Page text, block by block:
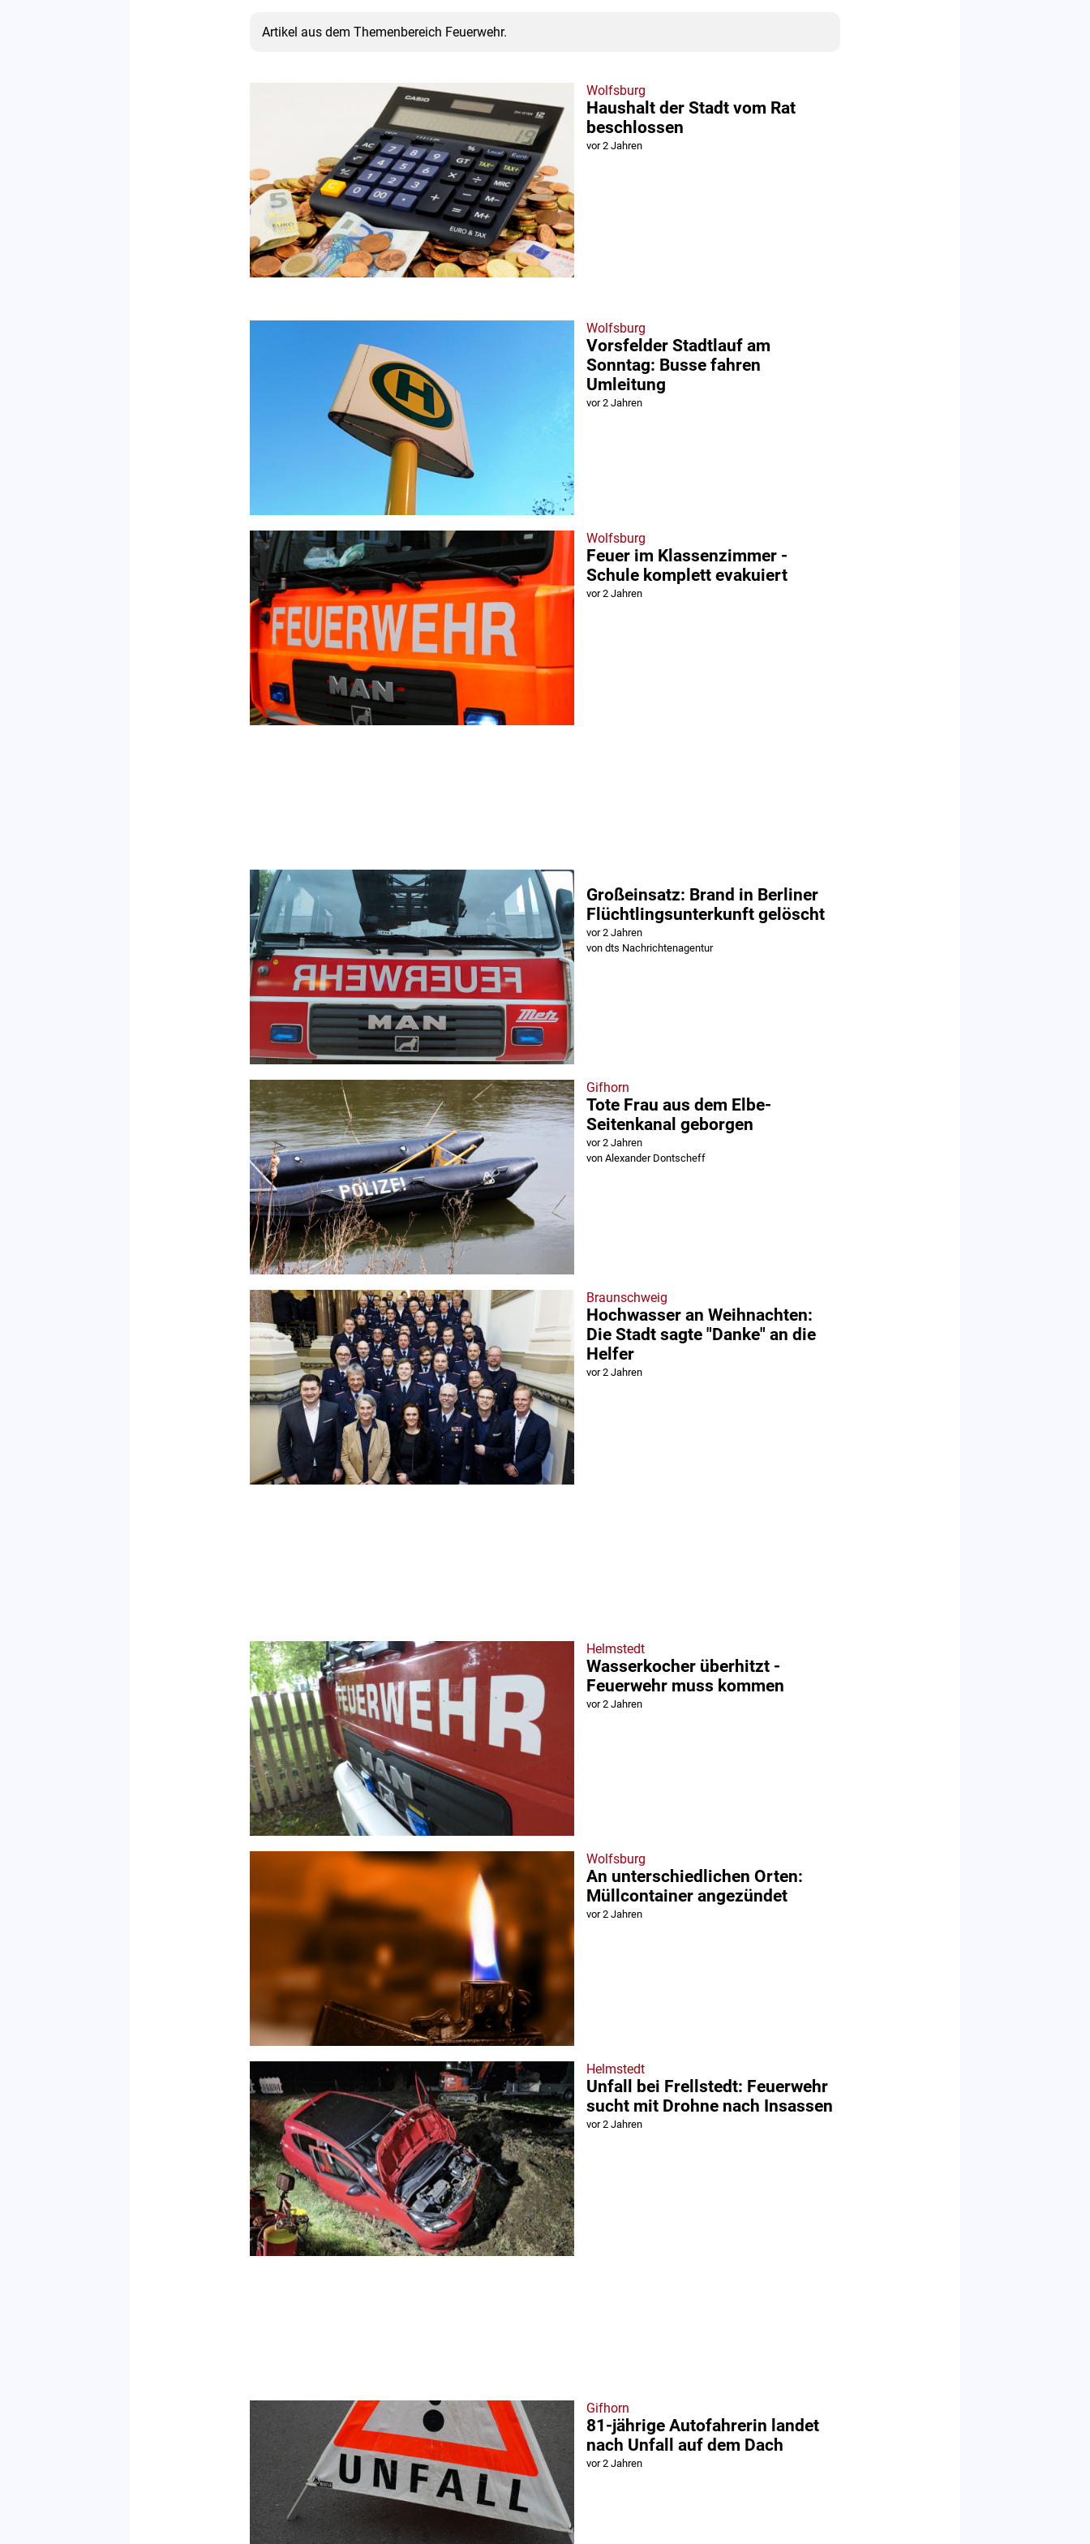
Artikel aus dem Themenbereich Feuerwehr.
Wolfsburg
Haushalt der Stadt vom Rat
beschlossen
vor 2 Jahren
Wolfsburg
Vorsfelder Stadtlauf am
Sonntag: Busse fahren
Umleitung
vor 2 Jahren
Wolfsburg
Feuer im Klassenzimmer -
Schule komplett evakuiert
vor 2 Jahren
Großeinsatz: Brand in Berliner
Flüchtlingsunterkunft gelöscht
vor 2 Jahren
von dts Nachrichtenagentur
Gifhorn
Tote Frau aus dem Elbe-
Seitenkanal geborgen
vor 2 Jahren
von Alexander Dontscheff
Braunschweig
Hochwasser an Weihnachten:
Die Stadt sagte "Danke" an die
Helfer
vor 2 Jahren
Helmstedt
Wasserkocher überhitzt -
Feuerwehr muss kommen
vor 2 Jahren
Wolfsburg
An unterschiedlichen Orten:
Müllcontainer angezündet
vor 2 Jahren
Helmstedt
Unfall bei Frellstedt: Feuerwehr
sucht mit Drohne nach Insassen
vor 2 Jahren
Gifhorn
81-jährige Autofahrerin landet
nach Unfall auf dem Dach
vor 2 Jahren